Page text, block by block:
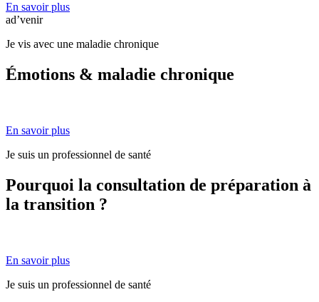
En savoir plus
ad’venir
Je vis avec une maladie chronique
Émotions & maladie chronique
En savoir plus
Je suis un professionnel de santé
Pourquoi la consultation de préparation à
la transition ?
En savoir plus
Je suis un professionnel de santé